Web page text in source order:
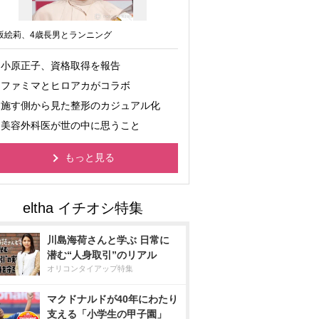
絵莉、4歳長男とランニング
小原正子、資格取得を報告
ファミマとヒロアカがコラボ
施す側から見た整形のカジュアル化
美容外科医が世の中に思うこと
もっと見る
川島海荷さんと学ぶ 日常に
潜む“人身取引”のリアル
オリコンタイアップ特集
マクドナルドが40年にわたり
支える「小学生の甲子園」